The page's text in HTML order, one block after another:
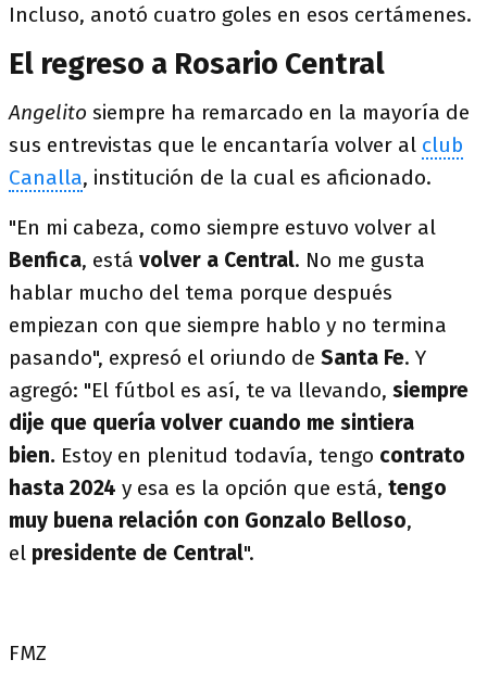
Incluso, anotó cuatro goles en esos certámenes.
El regreso a Rosario Central
Angelito siempre ha remarcado en la mayoría de
sus entrevistas que le encantaría volver al club
Canalla, institución de la cual es aficionado.
"En mi cabeza, como siempre estuvo volver al
Benfica, está volver a Central. No me gusta
hablar mucho del tema porque después
empiezan con que siempre hablo y no termina
pasando", expresó el oriundo de Santa Fe. Y
agregó: "El fútbol es así, te va llevando, siempre
dije que quería volver cuando me sintiera
bien. Estoy en plenitud todavía, tengo contrato
hasta 2024 y esa es la opción que está, tengo
muy buena relación con Gonzalo Belloso,
el presidente de Central".
FMZ